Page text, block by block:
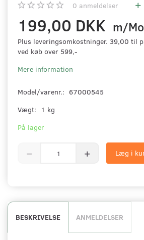
0 anmeldelser
199,00 DKK m/
Plus leveringsomkostninger. 39,00 til
ved køb over 599,-
Mere information
Model/varenr.: 67000545
Vægt:
1 kg
På lager
Læg i
BESKRIVELSE ANMELDELSER